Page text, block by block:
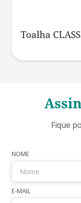
Toalha
Fique
NOME
E-MAIL